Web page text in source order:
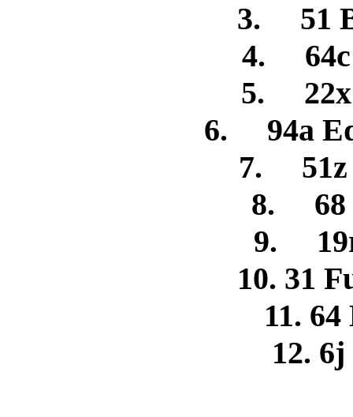
3. 51
4. 64c
5. 22x
6. 94a
7. 51z
8. 68
9. 19r
10. 31
11.
12.